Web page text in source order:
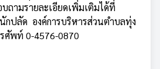
ถามรายละเอียดเพิ่มเติมได้ที่
กปลัด องค์การบริหารส่วนตำบลทุ่ง
ศัพท์ 0-4576-0870